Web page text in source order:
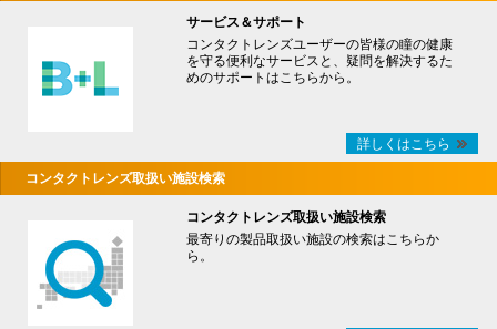
サービス＆サポート
コンタクトレンズユーザーの皆様の瞳の健康
を守る便利なサービスと、疑問を解決するた
めのサポートはこちらから。
詳しくはこちら
コンタクトレンズ取扱い施設検索
コンタクトレンズ取扱い施設検索
最寄りの製品取扱い施設の検索はこちらか
ら。